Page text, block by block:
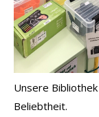
Unsere
Beliebtheit.